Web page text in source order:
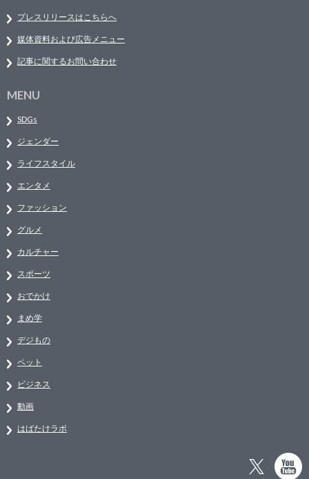
プレスリリースはこちらへ
媒体資料および広告メニュー
記事に関するお問い合わせ
MENU
SDGs
ジェンダー
ライフスタイル
エンタメ
ファッション
グルメ
カルチャー
スポーツ
おでかけ
まめ学
デジもの
ペット
ビジネス
動画
はばたけラボ